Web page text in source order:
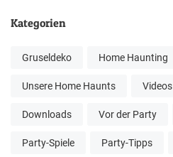
Kategorien
Gruseldeko Home Haunting
Unsere Home Haunts Videos
Downloads Vor der Party
Party-Spiele Party-Tipps